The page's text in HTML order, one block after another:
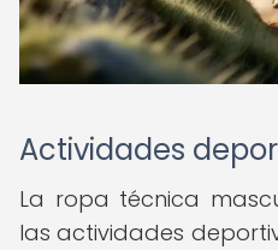
Actividades
La ropa técnica
las actividades